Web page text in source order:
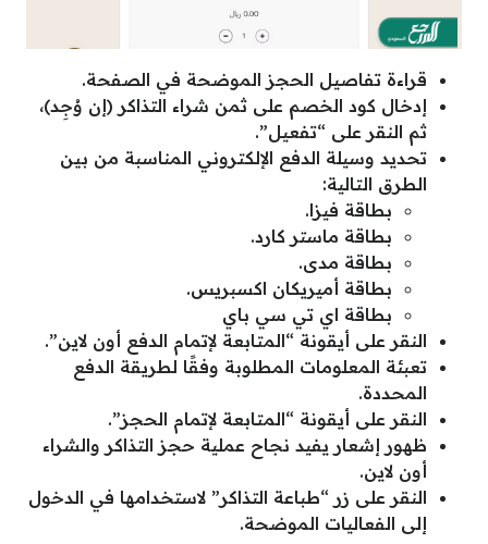
قراءة تفاصيل الحجز الموضحة في الصفحة.
إدخال كود الخصم على ثمن شراء التذاكر (إن وُجِد)،
ثم النقر على “تفعيل”.
تحديد وسيلة الدفع الإلكتروني المناسبة من بين
الطرق التالية:
بطاقة فيزا.
بطاقة ماستر كارد.
بطاقة مدى.
بطاقة أميريكان اكسبريس.
بطاقة اي تي سي باي
النقر على أيقونة “المتابعة لإتمام الدفع أون لاين”.
تعبئة المعلومات المطلوبة وفقًا لطريقة الدفع
المحددة.
النقر على أيقونة “المتابعة لإتمام الحجز”.
ظهور إشعار يفيد نجاح عملية حجز التذاكر والشراء
أون لاين.
النقر على زر “طباعة التذاكر” لاستخدامها في الدخول
إلى الفعاليات الموضحة.